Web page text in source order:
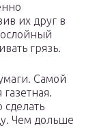
их друг в
грязь.
Самой
сделать
Чем дольше